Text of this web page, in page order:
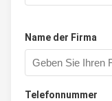
Name der Firma
Telefonnummer